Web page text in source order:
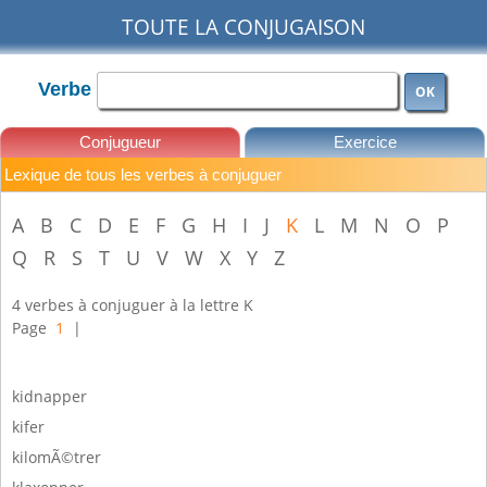
TOUTE LA CONJUGAISON
Verbe OK
Conjugueur Exercice
Lexique de tous les verbes à conjuguer
A B C D E F G H I J K L M N O
P
Q
R S T U V W X Y Z
4 verbes à conjuguer à la lettre K
Page 1 |
kidnapper
kifer
kilomÃ©trer